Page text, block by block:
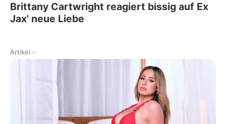
Brittany Cartwright reagiert bissig auf Ex
Jax' neue Liebe
Artikel -